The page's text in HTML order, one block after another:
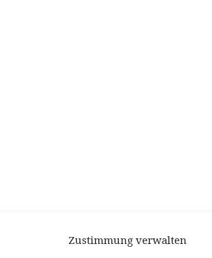
Zustimmung verwalten